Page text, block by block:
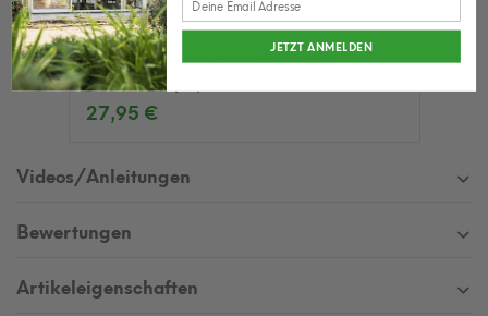
Herstera Garden
Filztasche | Pflanzkübeleinsatz &
Stoffübertopf | 70x70x70 cm
27,95 €
Videos/Anleitungen
Bewertungen
Artikeleigenschaften
JETZT ANMELDEN